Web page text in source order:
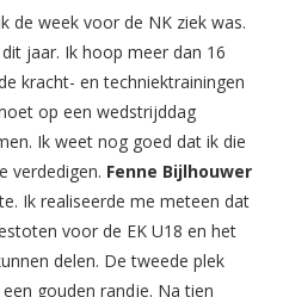
de week voor de NK ziek was.
jaar. Ik hoop meer dan 16
kracht- en techniektrainingen
op een wedstrijddag
Ik weet nog goed dat ik die
verdedigen. Fenne Bijlhouwer
Ik realiseerde me meteen dat
voor de EK U18 en het
delen. De tweede plek
gouden randje. Na tien